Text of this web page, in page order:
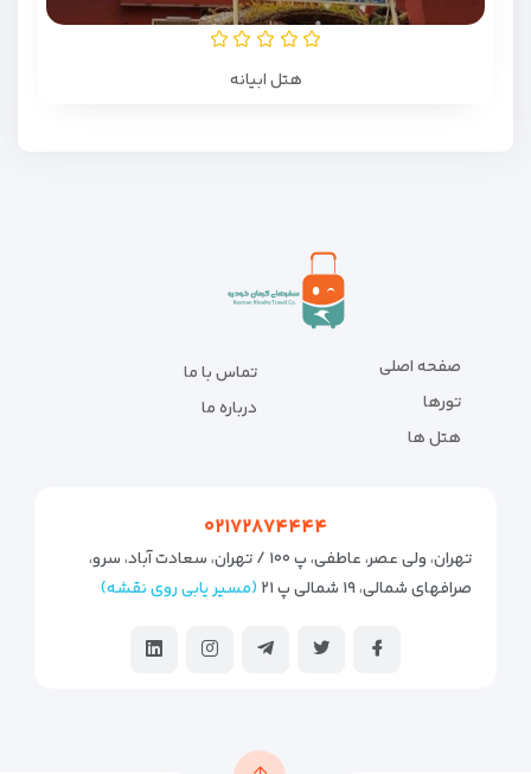
هتل ابیانه
صفحه اصلی
تورها
هتل ها
تماس با ما
درباره ما
۰۲۱۷۲۸۷۴۴۴۴
تهران، ولی عصر، عاطفی، پ ۱۰۰ / تهران، سعادت آباد، سرو،
صرافهای شمالی، ۱۹ شمالی پ ۲۱
(مسیر یابی روی نقشه)